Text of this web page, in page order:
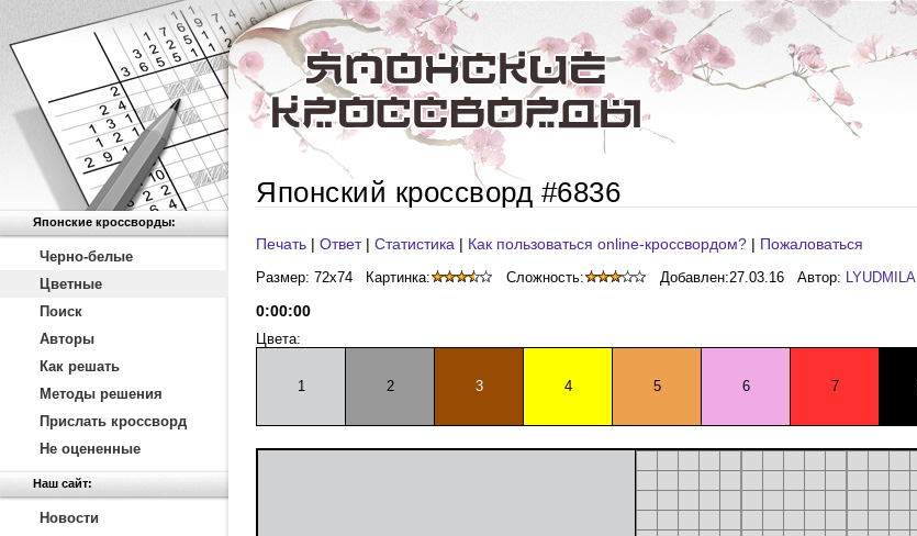
Японские кроссворды:
Черно-белые
Цветные
Поиск
Авторы
Как решать
Методы решения
Прислать кроссворд
Не оцененные
Наш сайт:
Новости
Японский кроссворд #6836
Печать | Ответ| Статистика | Как пользоваться online-кроссвордом? | Пожаловаться
Размер: 72x74 Картинка: Сложность: Добавлен:27.03.16 Автор: LYUDMILA
0:00:00
Цвета:
1 2 3 4 5 6 7